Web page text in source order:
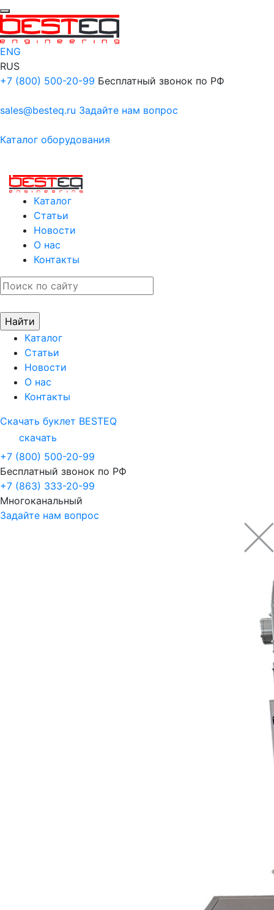
ENG
RUS
+7 (800) 500-20-99 Бесплатный звонок по РФ
sales@besteq.ru Задайте нам вопрос
Каталог оборудования
Каталог
Статьи
Новости
О нас
Контакты
Каталог
Статьи
Новости
О нас
Контакты
Скачать буклет BESTEQ
скачать
+7 (800) 500-20-99
Бесплатный звонок по РФ
+7 (863) 333-20-99
Многоканальный
Задайте нам вопрос